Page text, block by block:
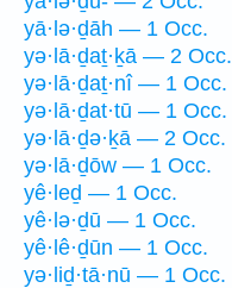
yā·lə·ḏāh — 1 Occ.
yə·lā·ḏaṯ·ḵā — 2 Occ.
yə·lā·ḏaṯ·nî — 1 Occ.
yə·lā·ḏat·tū — 1 Occ.
yə·lā·ḏə·ḵā — 2 Occ.
yə·lā·ḏōw — 1 Occ.
yê·leḏ — 1 Occ.
yê·lə·ḏū — 1 Occ.
yê·lê·ḏūn — 1 Occ.
yə·liḏ·tā·nū — 1 Occ.